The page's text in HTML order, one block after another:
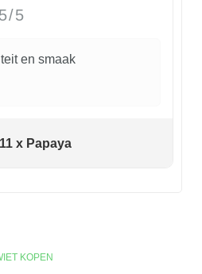
5/5
en smaak
x Papaya
KOPEN